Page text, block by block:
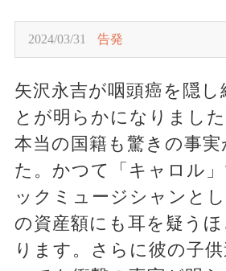
2024/03/31 告発
矢沢永吉が咽頭癌を隠し
とが明らかになりまし
本当の国籍も驚きの事実
た。かつて「キャロル
ックミュージシャンと
の資産額にも耳を疑う
ります。さらに彼の子